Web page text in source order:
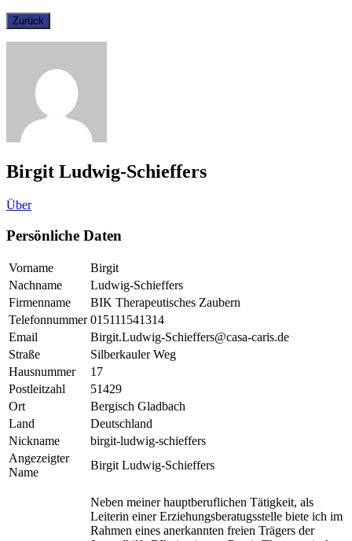
Birgit Ludwig-Schieffers
Über
Persönliche Daten
Vorname
Birgit
Nachname
Ludwig-Schieffers
Firmenname
BIK Therapeutisches Zaubern
Telefonnummer 015111541314
Email
Birgit.Ludwig-Schieffers@casa-caris.de
Straße
Silberkauler Weg
Hausnummer
17
Postleitzahl
51429
Ort
Bergisch Gladbach
Land
Deutschland
Nickname
birgit-ludwig-schieffers
Angezeigter
Name
Birgit Ludwig-Schieffers
Neben meiner hauptberuflichen Tätigkeit, als
Leiterin einer Erziehungsberatugsstelle biete ich im
Rahmen eines anerkannten freien Trägers der